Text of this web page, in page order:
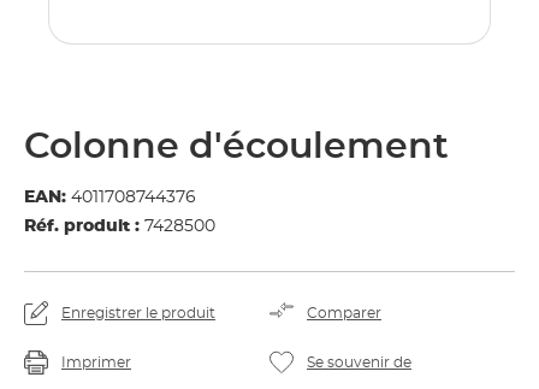
Colonne d'écoulement
EAN: 4011708744376
Réf. produit : 7428500
Enregistrer le produit Comparer
Imprimer Se souvenir de